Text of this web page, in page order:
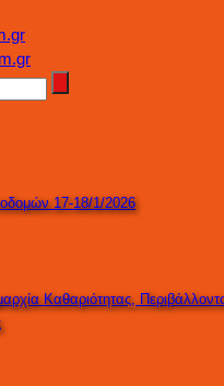
17-18/1/2026
Καθαριότητας,